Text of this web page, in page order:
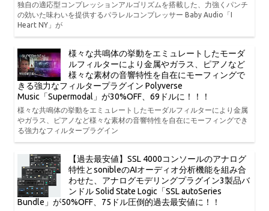
独自の適応型コンプレッションアルゴリズムを搭載した、力強くパンチ
の効いた味わいを提供するパラレルコンプレッサー Baby Audio「I
Heart NY」が
様々な共鳴体の挙動をエミュレートしたモーダ
ルフィルターにより金属やガラス、ピアノなど
様々な素材の音響特性を自在にモーフィングで
きる強力なフィルタープラグイン Polyverse
Music「Supermodal」が30%OFF、69ドルに！！！
様々な共鳴体の挙動をエミュレートしたモーダルフィルターにより金属
やガラス、ピアノなど様々な素材の音響特性を自在にモーフィングでき
る強力なフィルタープラグイン
【過去最安値】SSL 4000コンソールのアナログ
特性とsonibleのAIオーディオ分析機能を組み合
わせた、アナログモデリングプラグイン3製品バ
ンドル Solid State Logic「SSL autoSeries
Bundle」が50%OFF、75ドル圧倒的過去最安値に！！